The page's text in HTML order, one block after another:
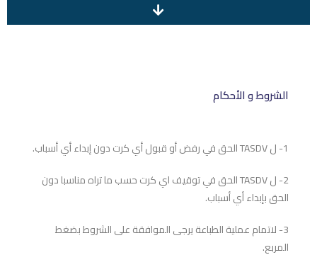
الشروط و الأحكام
1- ل TASDV الحق في رفض أو قبول أي كرت دون إبداء أي أسباب.
2- ل TASDV الحق في توقيف اي كرت حسب ما تراه مناسبا دون
الحق بإبداء أي أسباب.
3- لاتمام عملية الطباعة يرجى الموافقة على الشروط بضغط
المربع.